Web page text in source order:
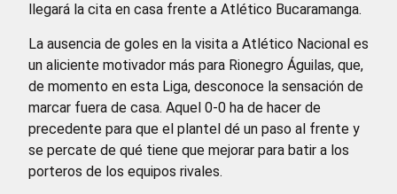
llegará la cita en casa frente a Atlético Bucaramanga.
La ausencia de goles en la visita a Atlético Nacional es
un aliciente motivador más para Rionegro Águilas, que,
de momento en esta Liga, desconoce la sensación de
marcar fuera de casa. Aquel 0-0 ha de hacer de
precedente para que el plantel dé un paso al frente y
se percate de qué tiene que mejorar para batir a los
porteros de los equipos rivales.